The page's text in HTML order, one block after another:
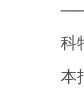
——
科特
本报